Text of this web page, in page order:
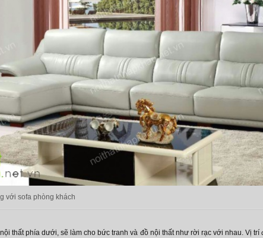
với sofa phòng khách
thất phía dưới, sẽ làm cho bức tranh và đồ nội thất như rời rạc với nhau. Vị